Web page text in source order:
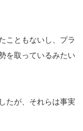
こともないし、プラ
を取っているみたい
たが、それらは事実